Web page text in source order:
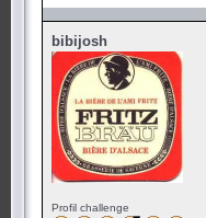
bibijosh
Profil challenge